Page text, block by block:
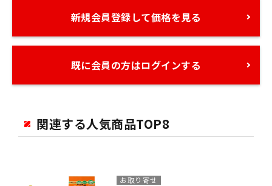
新規会員登録して価格を見る
既に会員の方はログインする
関連する人気商品TOP8
お取り寄せ